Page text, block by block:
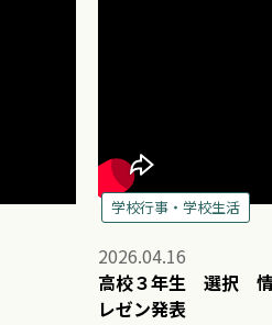
学校行事・学校生活
2026.04.16
高校３年生 選択
レゼン発表